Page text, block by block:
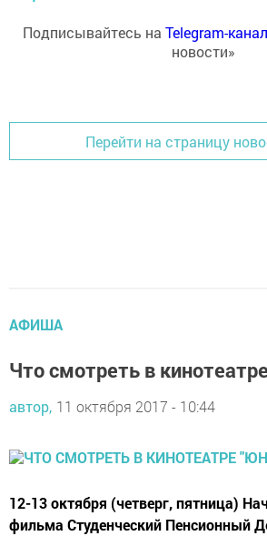
Подписывайтесь на Telegram-канал
новости»
Перейти на страницу
АФИША
Что смотреть в
автор, 11 октября 2017 - 10:44
12-13 октября (четверг, пятница)
фильма Студенческий Пенсионный